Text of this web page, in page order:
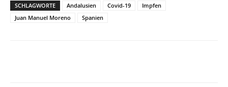
SCHLAGWORTE Andalusien Covid-19
Impfen
Juan Manuel Moreno
Spanien